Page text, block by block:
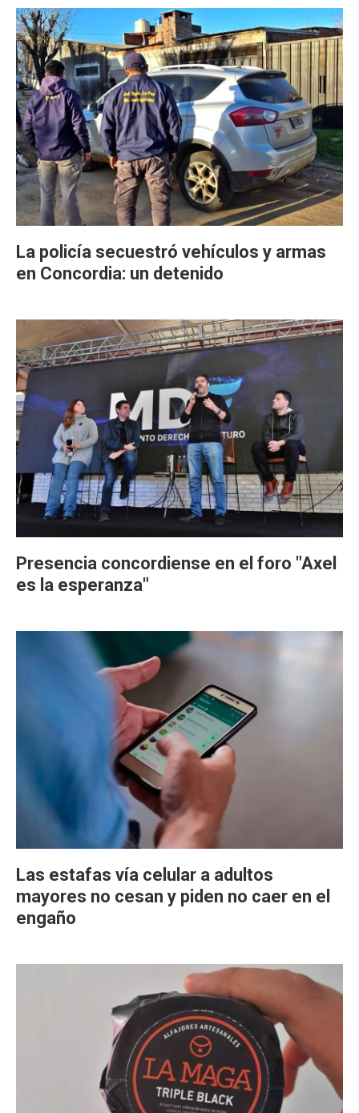
La policía secuestró vehículos y armas
en Concordia: un detenido
Presencia concordiense en el foro "Axel
es la esperanza"
Las estafas vía celular a adultos
mayores no cesan y piden no caer en el
engaño